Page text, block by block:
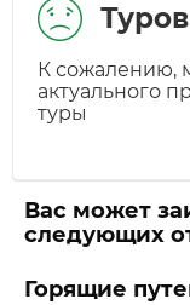
К сожалению,
актуального
туры
Вас может
следующих
Горящие